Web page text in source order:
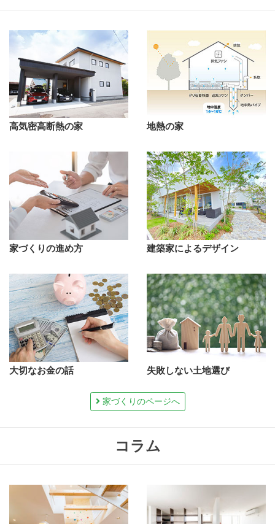
高気密高断熱の家 地熱の家
家づくりの進め方 建築家によるデザイン
大切なお金の話 失敗しない土地選び
家づくりのページへ
コラム